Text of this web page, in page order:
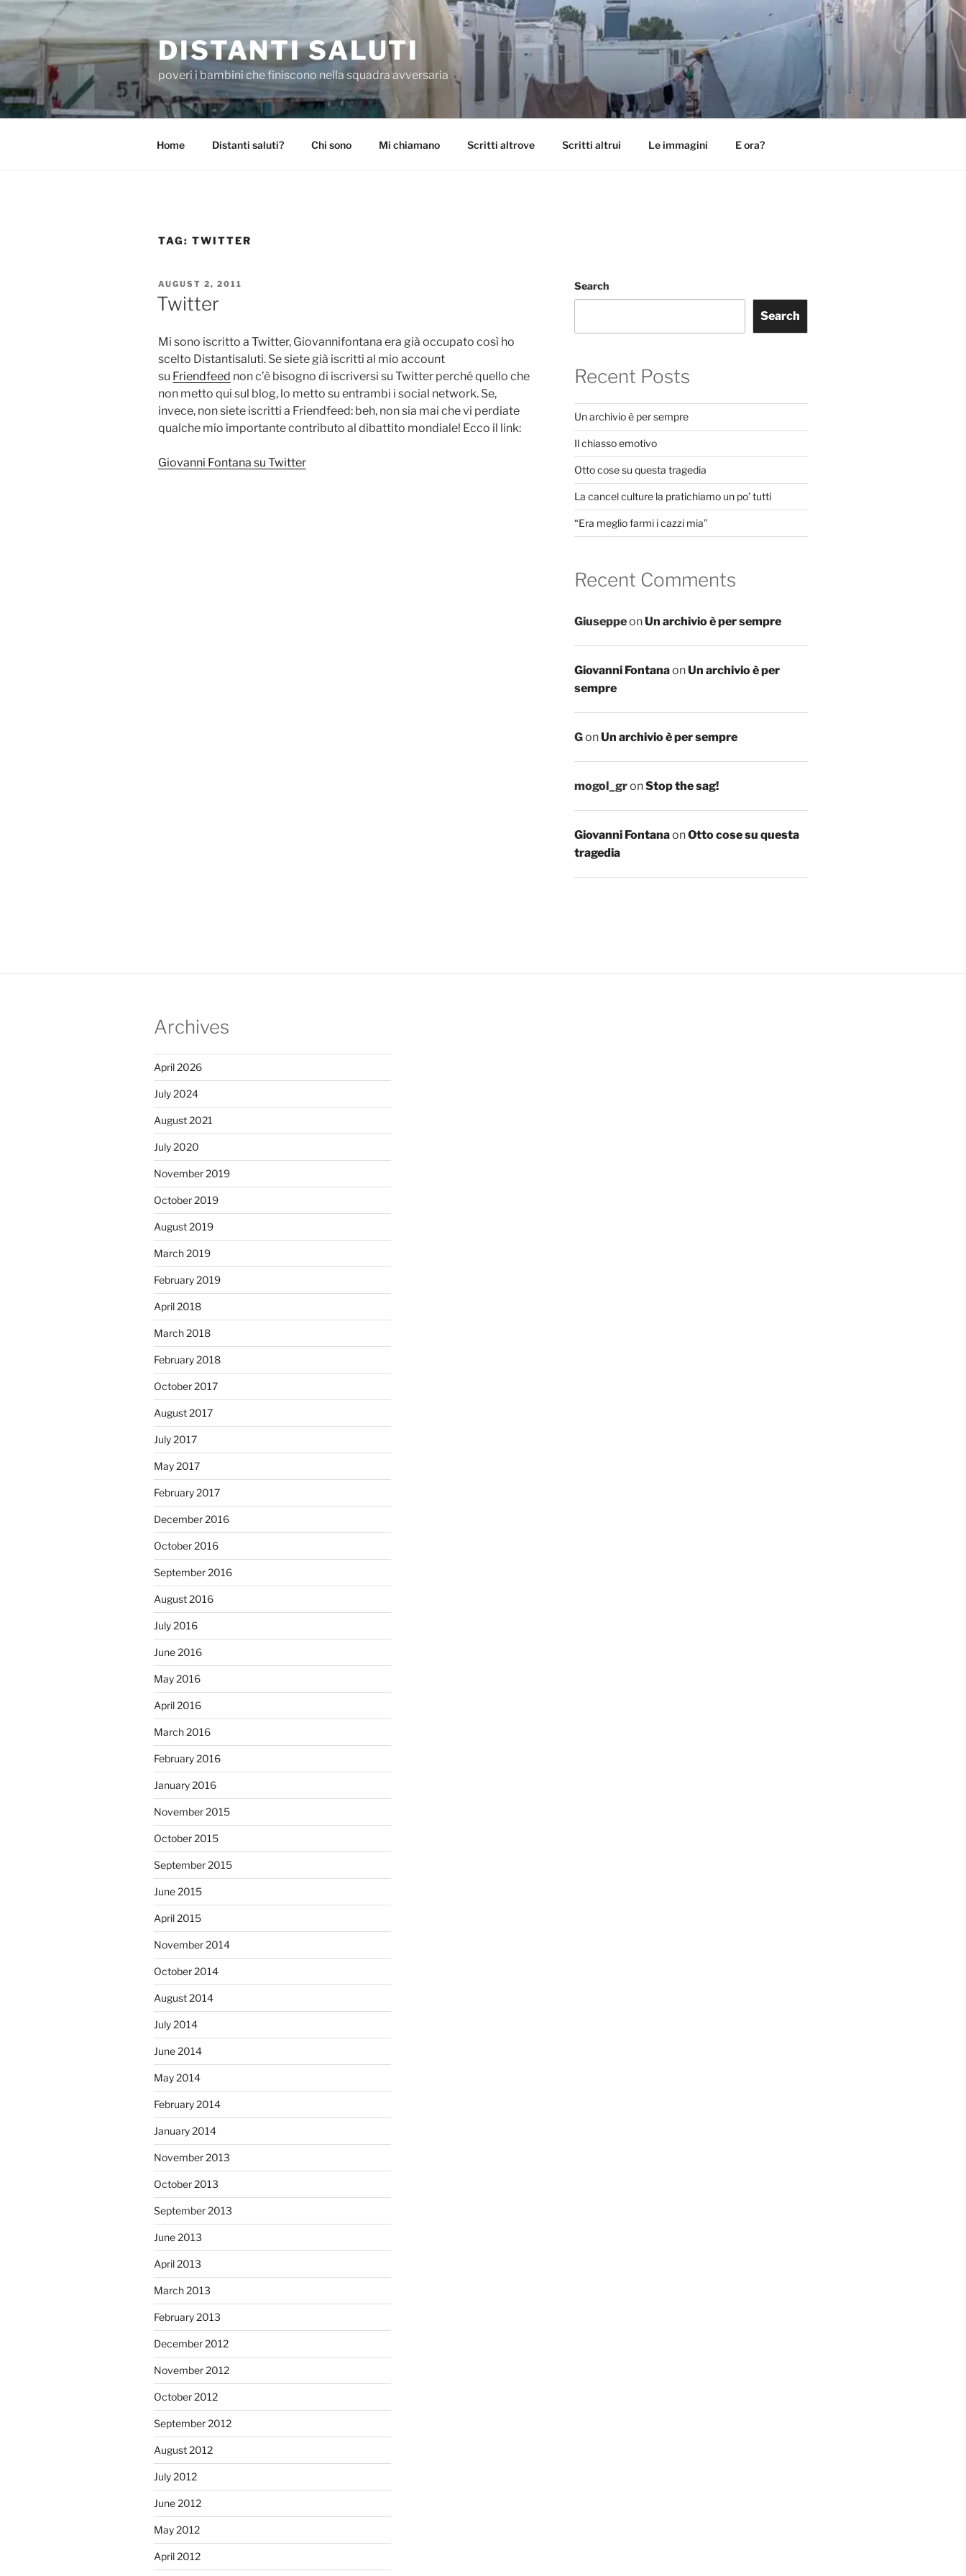
content
DISTANTI SALUTI
poveri i bambini che finiscono nella squadra avversaria
Home Distanti saluti? Chi sono Mi chiamano Scritti altrove Scritti altrui Le immagini E ora?
TAG: TWITTER
POSTED
ON
AUGUST 2, 2011
Twitter
Mi sono iscritto a Twitter, Giovannifontana era già occupato così ho
scelto Distantisaluti. Se siete già iscritti al mio account
su Friendfeed non c’è bisogno di iscriversi su Twitter perché quello che
non metto qui sul blog, lo metto su entrambi i social network. Se,
invece, non siete iscritti a Friendfeed: beh, non sia mai che vi perdiate
qualche mio importante contributo al dibattito mondiale! Ecco il link:
Giovanni Fontana su Twitter
Search
Search
Recent Posts
Un archivio è per sempre
Il chiasso emotivo
Otto cose su questa tragedia
La cancel culture la pratichiamo un po’ tutti
“Era meglio farmi i cazzi mia”
Recent Comments
GiuseppeonUn archivio è per sempre
Giovanni FontanaonUn archivio è per
sempre
GonUn archivio è per sempre
mogol_gronStop the sag!
Giovanni FontanaonOtto cose su questa
tragedia
Archives
April 2026
July 2024
August 2021
July 2020
November 2019
October 2019
August 2019
March 2019
February 2019
April 2018
March 2018
February 2018
October 2017
August 2017
July 2017
May 2017
February 2017
December 2016
October 2016
September 2016
August 2016
July 2016
June 2016
May 2016
April 2016
March 2016
February 2016
January 2016
November 2015
October 2015
September 2015
June 2015
April 2015
November 2014
October 2014
August 2014
July 2014
June 2014
May 2014
February 2014
January 2014
November 2013
October 2013
September 2013
June 2013
April 2013
March 2013
February 2013
December 2012
November 2012
October 2012
September 2012
August 2012
July 2012
June 2012
May 2012
April 2012